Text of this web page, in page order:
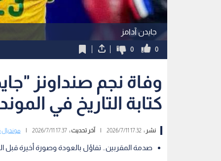
جايدن آدامز
0
0
وفاة نجم صنداونز
كتابة التاريخ في
نشر :17:32 2026/7/11
| آخر تحديث :17:37 2026/7/11
| مونديال 2026
صدمة المقربين.. تفاؤل بالعودة وصورة أخيرة قبل